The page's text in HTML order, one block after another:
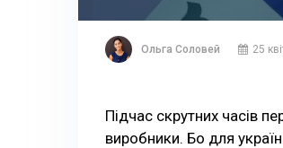
Ольга Соловей 25
Підчас скрутних часів
виробники. Бо для